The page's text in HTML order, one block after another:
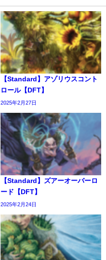
【Standard】アゾリウスコント
ロール【DFT】
2025年2月27日
【Standard】ズアーオーバーロ
ード【DFT】
2025年2月24日